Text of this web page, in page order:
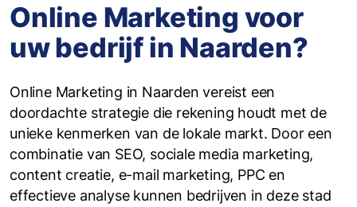
Online Marketing voor
uw bedrijf in Naarden?
Online Marketing in Naarden vereist een
doordachte strategie die rekening houdt met de
unieke kenmerken van de lokale markt. Door een
combinatie van SEO, sociale media marketing,
content creatie, e-mail marketing, PPC en
effectieve analyse kunnen bedrijven in deze stad